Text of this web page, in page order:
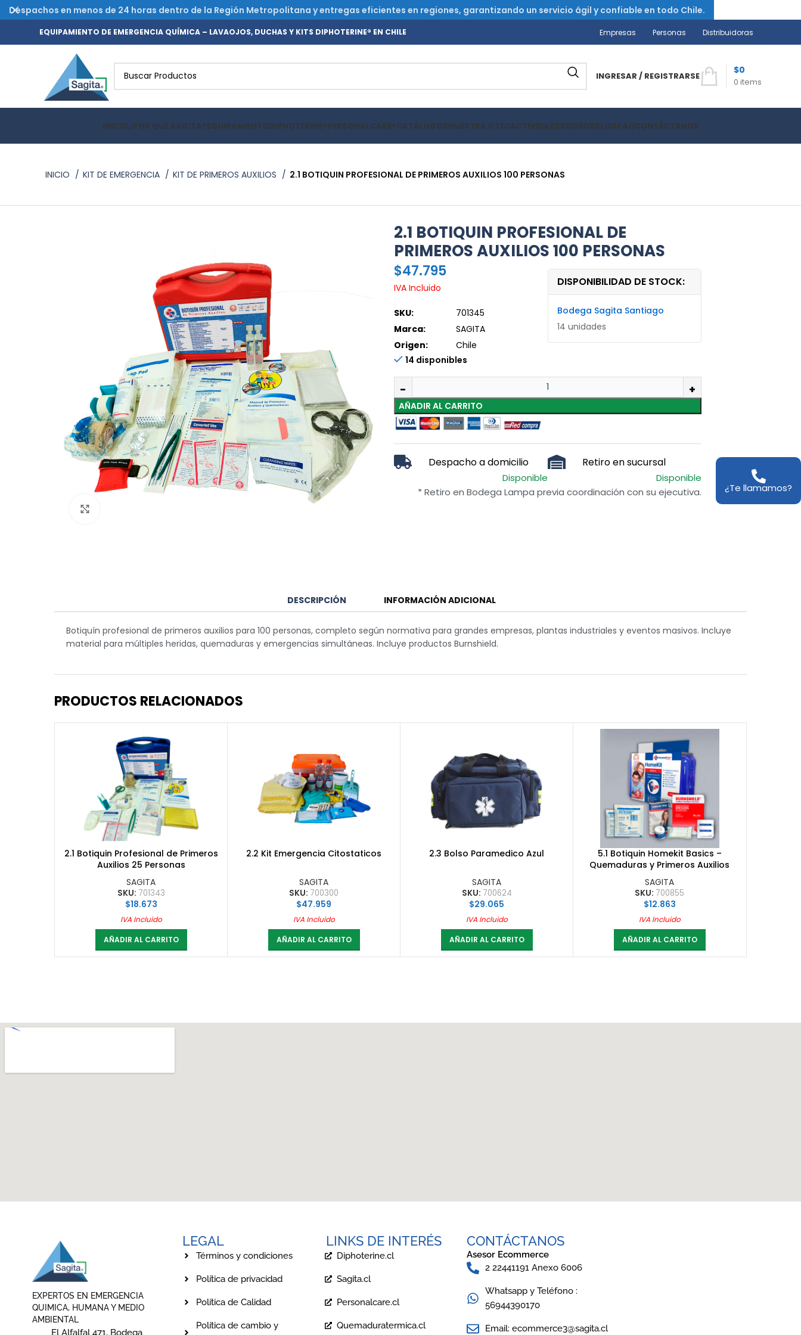
EQUIPAMIENTO DE EMERGENCIA QUÍMICA – LAVAOJOS, DUCHAS Y KITS DIPHOTERINE® EN CHILE Empresas Personas Distribuidoras
INGRESAR / REGISTRARSE
0 items
$0
INICIO¿POR QUÉ SAGITA?EQUIPAMIENTODIPHOTERINE®PERSONALCARE®CATÁLOGOSNUESTRA OTECACTIVIDADESVIDEOSBLOGFAQCONTÁCTANOS
INICIO KIT DE EMERGENCIA KIT DE PRIMEROS AUXILIOS 2.1 BOTIQUIN PROFESIONAL DE PRIMEROS AUXILIOS 100 PERSONAS
2.1 BOTIQUIN PROFESIONAL DE
PRIMEROS AUXILIOS 100 PERSONAS
¿Te llamamos?
$47.795
IVA Incluido
SKU:
701345
Marca:
SAGITA
Origen:
Chile
DISPONIBILIDAD DE STOCK:
Bodega Sagita Santiago
14 unidades
14 disponibles
AÑADIR AL CARRITO
Despacho a domicilio
Disponible
Retiro en sucursal
Disponible
* Retiro en Bodega Lampa previa coordinación con su ejecutiva.
DESCRIPCIÓN INFORMACIÓN ADICIONAL
Botiquín profesional de primeros auxilios para 100 personas, completo según normativa para grandes empresas, plantas industriales y eventos masivos. Incluye
material para múltiples heridas, quemaduras y emergencias simultáneas. Incluye productos Burnshield.
PRODUCTOS RELACIONADOS
2.1 Botiquin Profesional de Primeros
Auxilios 25 Personas
SAGITA
SKU: 701343
$18.673
IVA Incluido
AÑADIR AL CARRITO
2.2 Kit Emergencia Citostaticos
SAGITA
SKU: 700300
$47.959
IVA Incluido
AÑADIR AL CARRITO
2.3 Bolso Paramedico Azul
SAGITA
SKU: 700624
$29.065
IVA Incluido
AÑADIR AL CARRITO
5.1 Botiquin Homekit Basics –
Quemaduras y Primeros Auxilios
SAGITA
SKU: 700855
$12.863
IVA Incluido
AÑADIR AL CARRITO
EXPERTOS EN EMERGENCIA
QUIMICA, HUMANA Y MEDIO
AMBIENTAL
El Alfalfal 471, Bodega
LEGAL
Términos y condiciones
Política de privacidad
Política de Calidad
Política de cambio y
LINKS DE INTERÉS
Diphoterine.cl
Sagita.cl
Personalcare.cl
Quemaduratermica.cl
CONTÁCTANOS
Asesor Ecommerce
2 22441191 Anexo 6006
Whatsapp y Teléfono :
56944390170
Email: ecommerce3@sagita.cl
Despachos en menos de 24 horas dentro de la Región Metropolitana y entregas eficientes en regiones, garantizando un servicio ágil y confiable en todo Chile.